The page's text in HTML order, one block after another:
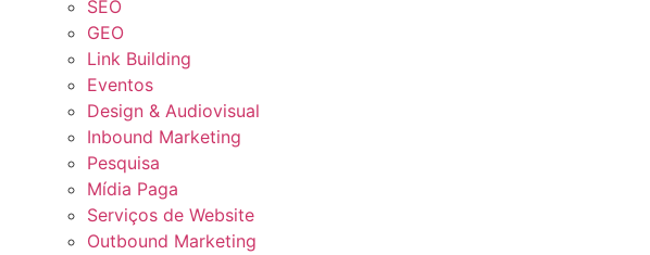
SEO
GEO
Link Building
Eventos
Design & Audiovisual
Inbound Marketing
Pesquisa
Mídia Paga
Serviços de Website
Outbound Marketing